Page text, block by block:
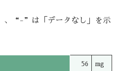
“-”は「データなし」を示
56 mg